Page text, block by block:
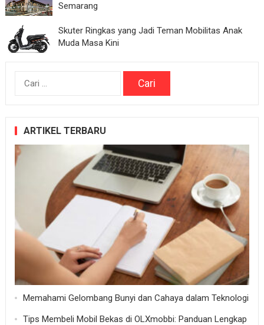
Semarang
Skuter Ringkas yang Jadi Teman Mobilitas Anak
Muda Masa Kini
Cari
ARTIKEL TERBARU
Memahami Gelombang Bunyi dan Cahaya dalam Teknologi
Tips Membeli Mobil Bekas di OLXmobbi: Panduan Lengkap